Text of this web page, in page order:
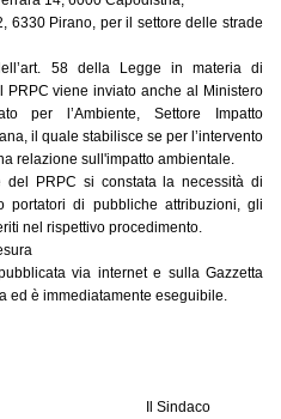
6330 Pirano, per il settore delle strade
58 della Legge in materia di
PRPC viene inviato anche al Ministero
per l’Ambiente, Settore Impatto
il quale stabilisce se per l’intervento
relazione sull'impatto ambientale.
PRPC si constata la necessità di
portatori di pubbliche attribuzioni, gli
nel rispettivo procedimento.
via internet e sulla Gazzetta
ed è immediatamente eseguibile.
Il Sindaco